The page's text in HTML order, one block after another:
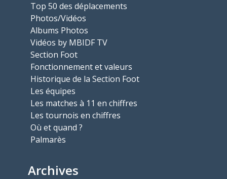
Top 50 des déplacements
Photos/Vidéos
Albums Photos
Vidéos by MBIDF TV
Section Foot
Fonctionnement et valeurs
Historique de la Section Foot
Les équipes
Les matches à 11 en chiffres
Les tournois en chiffres
Où et quand ?
Palmarès
Archives